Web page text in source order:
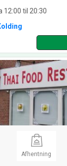
12:00 til 20:30
Afhentning